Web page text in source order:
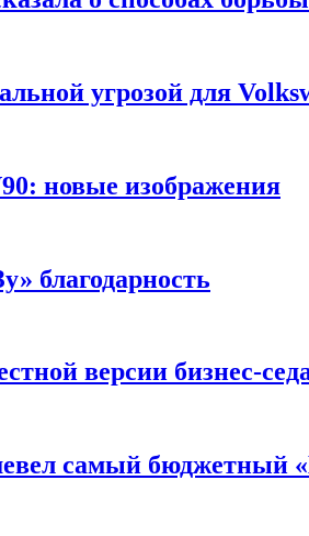
угрозой для
новые изображения
благодарность
версии бизнес-
самый бюджетный